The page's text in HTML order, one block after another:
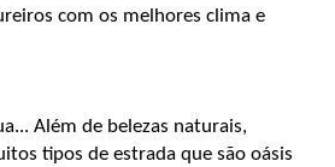
com os melhores clima e
Além de belezas naturais,
tipos de estrada que são oásis